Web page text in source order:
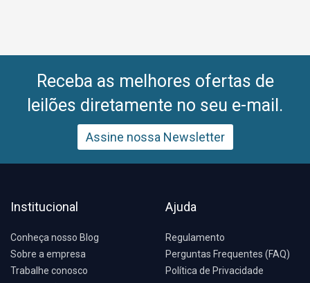
Receba as melhores ofertas de
leilões diretamente no seu e-mail.
Assine nossa Newsletter
Institucional
Conheça nosso Blog
Sobre a empresa
Trabalhe conosco
Ajuda
Regulamento
Perguntas Frequentes (FAQ)
Política de Privacidade